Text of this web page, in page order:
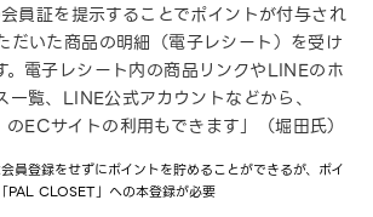
員証を提示することでポイントが付与され
いた商品の明細（電子レシート）を受け
。電子レシート内の商品リンクやLINEのホ
一覧、LINE公式アカウントなどから、
ECサイトの利用もできます」（堀田氏）
員登録をせずにポイントを貯めることができるが、ポイ
PAL CLOSET」への本登録が必要